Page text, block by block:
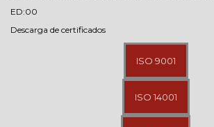
ED:00
Descarga de certificados
ISO 9001
ISO 14001